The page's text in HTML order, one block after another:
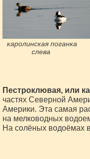
каролинская поганка
слева
Пестроклювая, или
частях Северной
Америки. Эта самая
на мелководных
На солёных водоёмах